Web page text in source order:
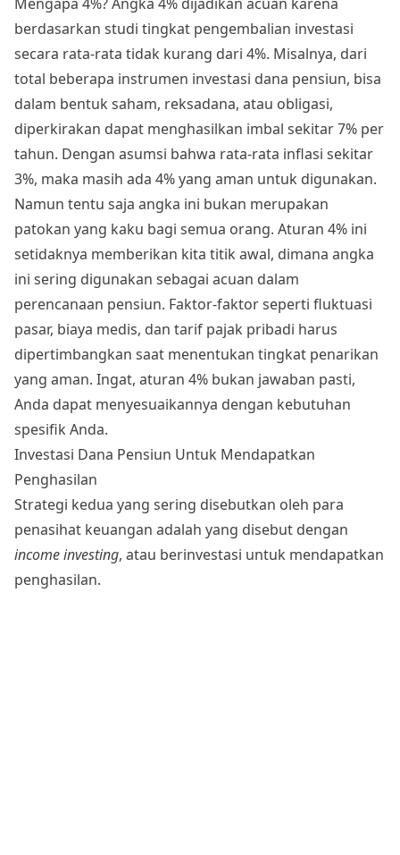
berdasarkan studi tingkat pengembalian investasi
secara rata-rata tidak kurang dari 4%. Misalnya, dari
total beberapa instrumen investasi dana pensiun, bisa
dalam bentuk saham, reksadana, atau obligasi,
diperkirakan dapat menghasilkan imbal sekitar 7% per
tahun. Dengan asumsi bahwa rata-rata inflasi sekitar
3%, maka masih ada 4% yang aman untuk digunakan.
Namun tentu saja angka ini bukan merupakan
patokan yang kaku bagi semua orang. Aturan 4% ini
setidaknya memberikan kita titik awal, dimana angka
ini sering digunakan sebagai acuan dalam
perencanaan pensiun. Faktor-faktor seperti fluktuasi
pasar, biaya medis, dan tarif pajak pribadi harus
dipertimbangkan saat menentukan tingkat penarikan
yang aman. Ingat, aturan 4% bukan jawaban pasti,
Anda dapat menyesuaikannya dengan kebutuhan
spesifik Anda.
Investasi Dana Pensiun Untuk Mendapatkan
Penghasilan
Strategi kedua yang sering disebutkan oleh para
penasihat keuangan adalah yang disebut dengan
income investing, atau berinvestasi untuk mendapatkan
penghasilan.